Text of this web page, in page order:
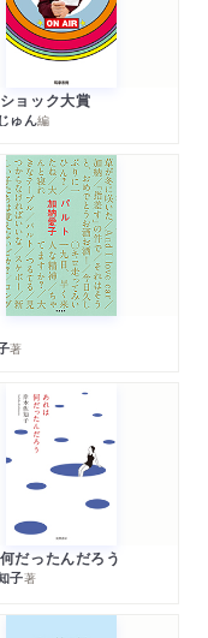
ョック大賞
ゅん編
著
だったんだろう
子著